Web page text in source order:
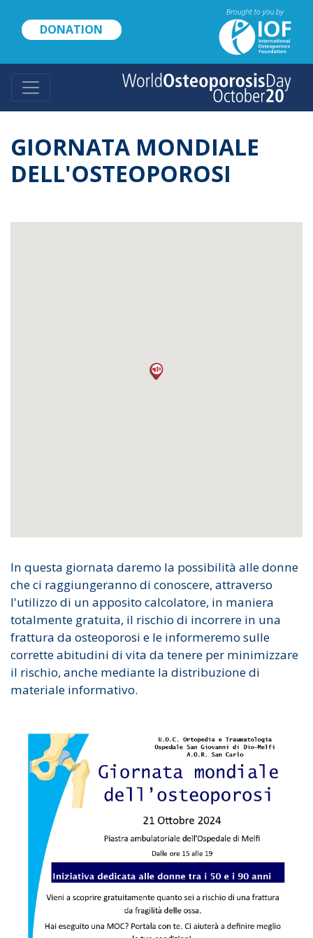
content
DONATION
GIORNATA MONDIALE
DELL'OSTEOPOROSI
In questa giornata daremo la possibilità alle donne
che ci raggiungeranno di conoscere, attraverso
l'utilizzo di un apposito calcolatore, in maniera
totalmente gratuita, il rischio di incorrere in una
frattura da osteoporosi e le informeremo sulle
corrette abitudini di vita da tenere per minimizzare
il rischio, anche mediante la distribuzione di
materiale informativo.